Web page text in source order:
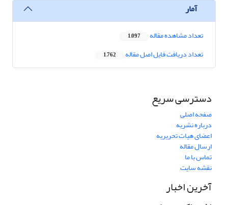
آمار
تعداد مشاهده مقاله 1,097
تعداد دریافت فایل اصل مقاله 1,762
دسترسی سریع
صفحه اصلی
درباره نشریه
اعضای هیات تحریریه
ارسال مقاله
تماس با ما
نقشه سایت
آخرین اخبار